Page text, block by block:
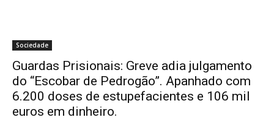
Sociedade
Guardas Prisionais: Greve adia julgamento
do “Escobar de Pedrogão”. Apanhado com
6.200 doses de estupefacientes e 106 mil
euros em dinheiro.